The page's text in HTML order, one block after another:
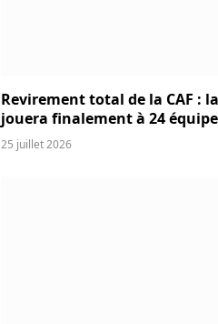
Revirement total de la CAF :
jouera finalement à 24
25 juillet 2026